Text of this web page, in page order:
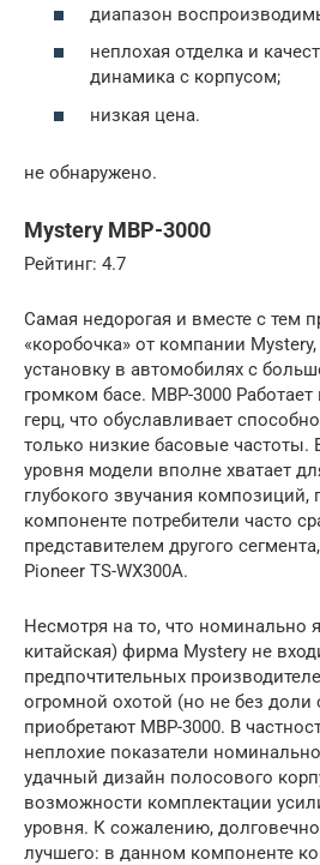
диапазон
неплохая отделка и
динамика с корпусом;
низкая цена.
не обнаружено.
Mystery MBP-3000
Рейтинг: 4.7
Самая недорогая и вместе с тем
«коробочка» от компании
установку в автомобилях с
громком басе. MBP-3000 Работает
герц, что обуславливает
только низкие басовые частоты.
уровня модели вполне хватает
глубокого звучания композиций,
компоненте потребители часто
представителем другого
Pioneer TS-WX300A.
Несмотря на то, что номинально
китайская) фирма Mystery не
предпочтительных
огромной охотой (но не без доли
приобретают MBP-3000. В
неплохие показатели
удачный дизайн полосового
возможности комплектации
уровня. К сожалению,
лучшего: в данном компоненте